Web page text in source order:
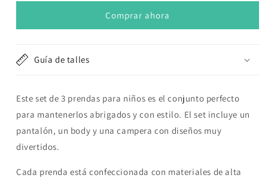
&quot;Beisbol&quot;:
Campera
manga
larga
piezas
&quot;Beisbol&quot;:
Campera
de
manga
larga
Comprar ahora
Guía de talles
Este set de 3 prendas para niños es el conjunto perfecto
para mantenerlos abrigados y con estilo. El set incluye un
pantalón, un body y una campera con diseños muy
divertidos.
Cada prenda está confeccionada con materiales de alta